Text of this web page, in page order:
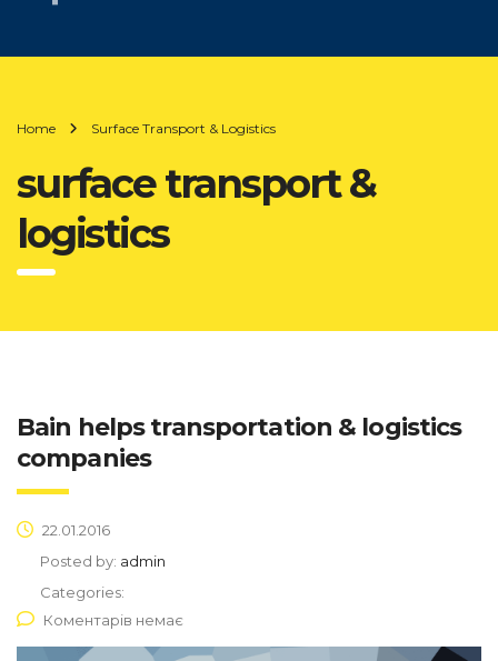
Home Surface Transport & Logistics
surface transport &
logistics
Bain helps transportation & logistics
companies
22.01.2016
Posted by: admin
Categories:
Коментарів немає